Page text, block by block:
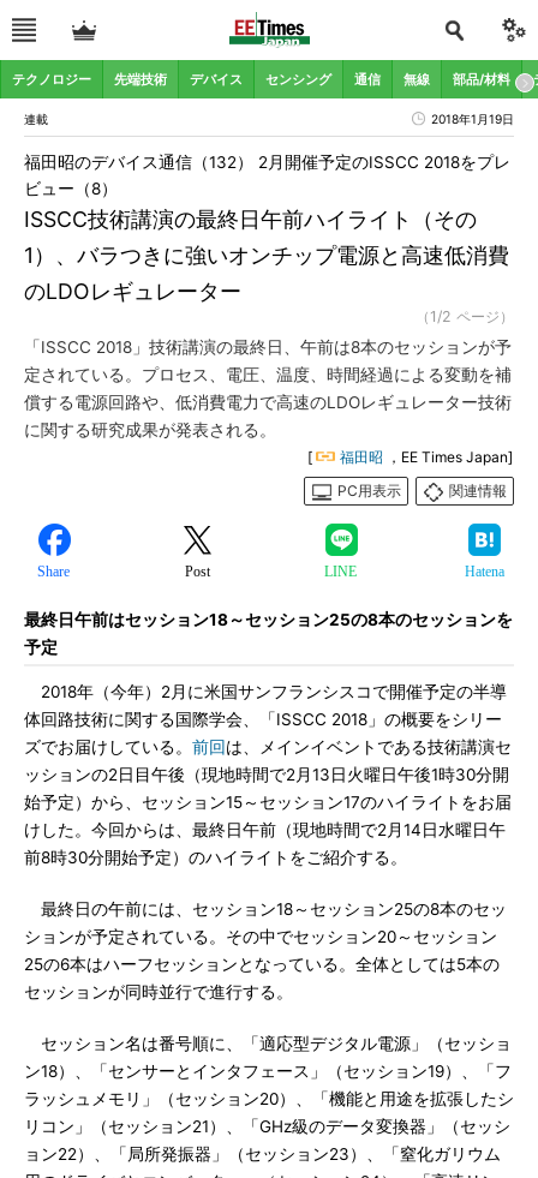
テクノロジー 先端技術 デバイス センシング 通信 無線 部品/材料
連載 2018年1月19日
ISSCC技術講演の最終日午前ハイライト（その
1）、バラつきに強いオンチップ電源と高速低消費
のLDOレギュレーター
福田昭のデバイス通信（132） 2月開催予定のISSCC 2018をプレ
ビュー（8）
（1/2 ページ）
「ISSCC 2018」技術講演の最終日、午前は8本のセッションが予
定されている。プロセス、電圧、温度、時間経過による変動を補
償する電源回路や、低消費電力で高速のLDOレギュレーター技術
に関する研究成果が発表される。
[ 福田昭 ，EE Times Japan]
PC用表示
関連情報
Share Post LINE Hatena
最終日午前はセッション18～セッション25の8本のセッションを
予定
2018年（今年）2月に米国サンフランシスコで開催予定の半導
体回路技術に関する国際学会、「ISSCC 2018」の概要をシリー
ズでお届けしている。 前回は、メインイベントである技術講演セ
ッションの2日目午後（現地時間で2月13日火曜日午後1時30分開
始予定）から、セッション15～セッション17のハイライトをお届
けした。今回からは、最終日午前（現地時間で2月14日水曜日午
前8時30分開始予定）のハイライトをご紹介する。
最終日の午前には、セッション18～セッション25の8本のセッ
ションが予定されている。その中でセッション20～セッション
25の6本はハーフセッションとなっている。全体としては5本の
セッションが同時並行で進行する。
セッション名は番号順に、「適応型デジタル電源」（セッショ
ン18）、「センサーとインタフェース」（セッション19）、「フ
ラッシュメモリ」（セッション20）、「機能と用途を拡張したシ
リコン」（セッション21）、「GHz級のデータ変換器」（セッシ
ョン22）、「局所発振器」（セッション23）、「窒化ガリウム